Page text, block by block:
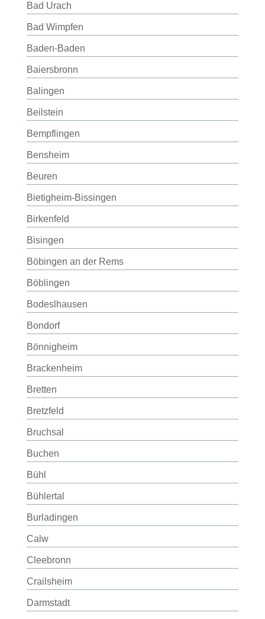
Bad Urach
Bad Wimpfen
Baden-Baden
Baiersbronn
Balingen
Beilstein
Bempflingen
Bensheim
Beuren
Bietigheim-Bissingen
Birkenfeld
Bisingen
Böbingen an der Rems
Böblingen
Bodeslhausen
Bondorf
Bönnigheim
Brackenheim
Bretten
Bretzfeld
Bruchsal
Buchen
Bühl
Bühlertal
Burladingen
Calw
Cleebronn
Crailsheim
Darmstadt